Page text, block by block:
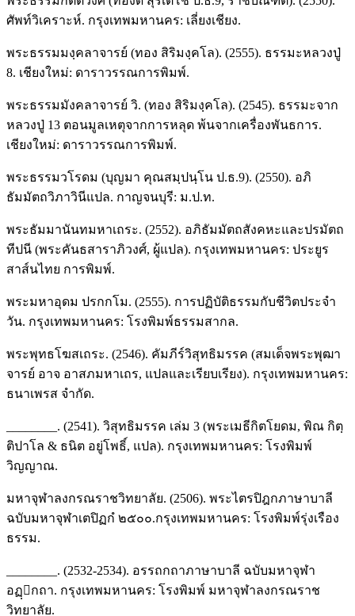
ศัพท์วิเคราะห์. กรุงเทพมหานคร: เลี่ยงเชียง.
พระธรรมมงฺคลาจารย์ (ทอง สิริมงฺคโล). (2555). ธรรมะหลวงปู่
8. เชียงใหม่: ดาราวรรณการพิมพ์.
พระธรรมมังคลาจารย์ วิ. (ทอง สิริมงฺคโล). (2545). ธรรมะจาก
หลวงปู่ 13 ตอนมูลเหตุจากการหลุด พ้นจากเครื่องพันธการ.
เชียงใหม่: ดาราวรรณการพิมพ์.
พระธรรมวโรดม (บุญมา คุณสมฺปนฺโน ป.ธ.9). (2550). อภิ
ธัมมัตถวิภาวินีแปล. กาญจนบุรี: ม.ป.ท.
พระธัมมานันทมหาเถระ. (2552). อภิธัมมัตถสังคหะและปรมัตถ
ทีปนี (พระคันธสาราภิวงศ์, ผู้แปล). กรุงเทพมหานคร: ประยูร
สาส์นไทย การพิมพ์.
พระมหาอุดม ปรกกโม. (2555). การปฏิบัติธรรมกับชีวิตประจำ
วัน. กรุงเทพมหานคร: โรงพิมพ์ธรรมสากล.
พระพุทธโฆสเถระ. (2546). คัมภีร์วิสุทธิมรรค (สมเด็จพระพุฒา
จารย์ อาจ อาสภมหาเถร, แปลและเรียบเรียง). กรุงเทพมหานคร:
ธนาเพรส จำกัด.
________. (2541). วิสุทธิมรรค เล่ม 3 (พระเมธีกิตโยดม, พิณ กิตฺ
ติปาโล & ธนิต อยู่โพธิ์, แปล). กรุงเทพมหานคร: โรงพิมพ์
วิญญาณ.
มหาจุฬาลงกรณราชวิทยาลัย. (2506). พระไตรปิฎกภาษาบาลี
ฉบับมหาจุฬาเตปิฏกํ ๒๕๐๐.กรุงเทพมหานคร: โรงพิมพ์รุ่งเรือง
ธรรม.
________. (2532-2534). อรรถกถาภาษาบาลี ฉบับมหาจุฬา
อฏฺกถา. กรุงเทพมหานคร: โรงพิมพ์ มหาจุฬาลงกรณราช
วิทยาลัย.